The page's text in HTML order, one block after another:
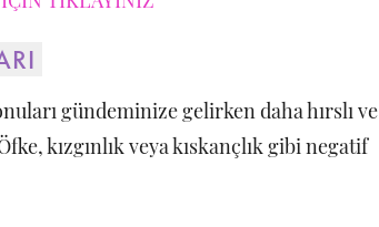
gündeminize gelirken daha hırslı ve
kızgınlık veya kıskançlık gibi negatif